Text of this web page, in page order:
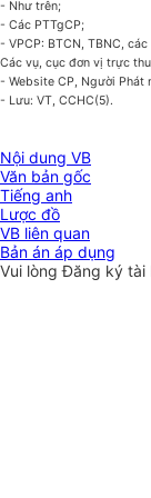
- Như trên;
- Các PTTgCP;
- VPCP: BTCN, TBNC, các
Các vụ, cục đơn vị trực
- Website CP, Người Phát
- Lưu: VT, CCHC(5).
Nội dung VB
Văn bản gốc
Tiếng anh
Lược đồ
VB liên quan
Bản án áp dụng
Vui lòngĐăng ký tài